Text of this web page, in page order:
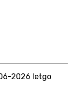
2026 letgo